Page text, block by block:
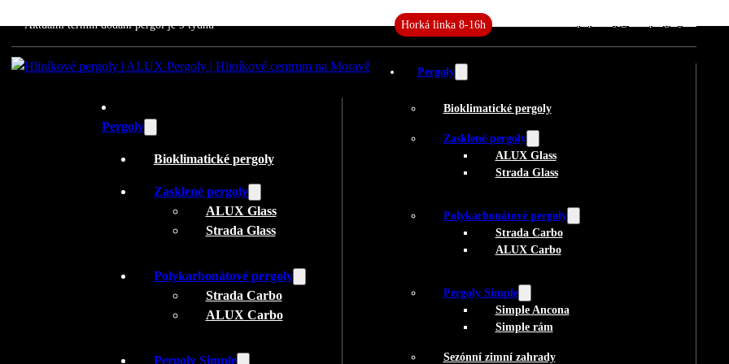
Aktuální termín dodání pergol je 9 týdnů Horká linka 8-16h
Pergoly
Bioklimatické pergoly
Zasklené pergoly
ALUX Glass
Strada Glass
Polykarbonátové pergoly
Strada Carbo
ALUX Carbo
Pergoly Simple
Simple Ancona
Simple rám
Sezónní zimní zahrady
Pergoly
Bioklimatické pergoly
Zasklené pergoly
ALUX Glass
Strada Glass
Polykarbonátové pergoly
Strada Carbo
ALUX Carbo
Pergoly Simple